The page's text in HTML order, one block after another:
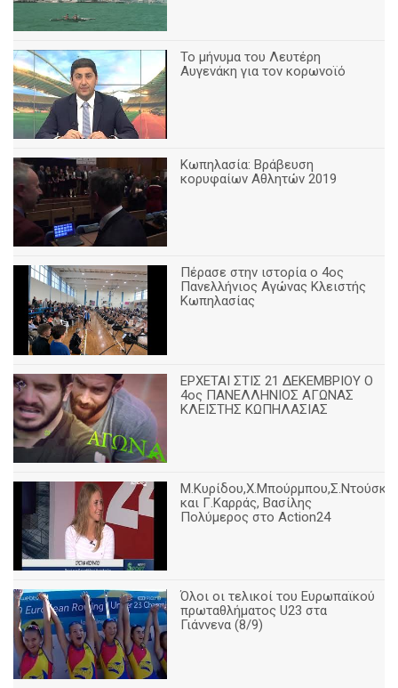
Το μήνυμα του Λευτέρη
Αυγενάκη για τον κορωνοϊό
Κωπηλασία: Βράβευση
κορυφαίων Αθλητών 2019
Πέρασε στην ιστορία ο 4ος
Πανελλήνιος Αγώνας Κλειστής
Κωπηλασίας
ΕΡΧΕΤΑΙ ΣΤΙΣ 21 ΔΕΚΕΜΒΡΙΟΥ Ο
4ος ΠΑΝΕΛΛΗΝΙΟΣ ΑΓΩΝΑΣ
ΚΛΕΙΣΤΗΣ ΚΩΠΗΛΑΣΙΑΣ
και Γ.Καρράς, Βασίλης
Πολύμερος στο Action24
Όλοι οι τελικοί του Ευρωπαϊκού
πρωταθλήματος U23 στα
Γιάννενα (8/9)